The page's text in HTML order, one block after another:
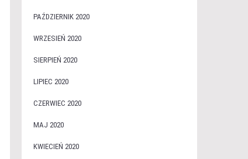
PAŹDZIERNIK 2020
WRZESIEŃ 2020
SIERPIEŃ 2020
LIPIEC 2020
CZERWIEC 2020
MAJ 2020
KWIECIEŃ 2020